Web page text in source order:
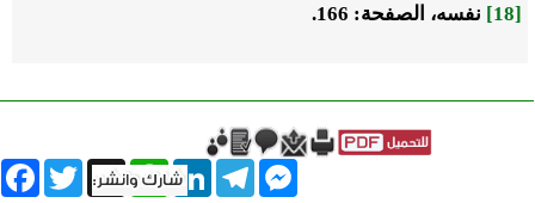
[18]
نفسه، الصفحة: 166.
Twitter X
WhatsAppLinkedInTelegram
Messenger